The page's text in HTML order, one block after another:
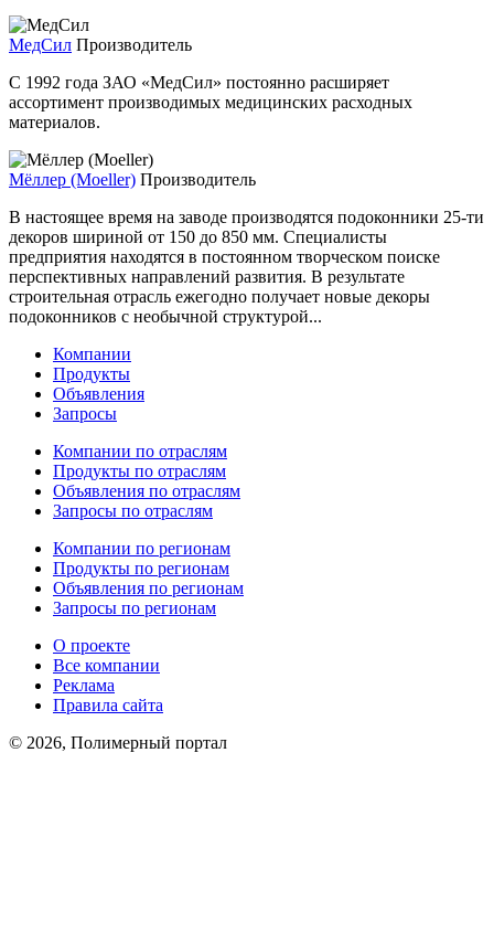
МедСил Производитель
С 1992 года ЗАО «МедСил» постоянно расширяет
ассортимент производимых медицинских расходных
материалов.
Мёллер (Moeller) Производитель
В настоящее время на заводе производятся подоконники 25-ти
декоров шириной от 150 до 850 мм. Специалисты
предприятия находятся в постоянном творческом поиске
перспективных направлений развития. В результате
строительная отрасль ежегодно получает новые декоры
подоконников с необычной структурой...
Компании
Продукты
Объявления
Запросы
Компании по отраслям
Продукты по отраслям
Объявления по отраслям
Запросы по отраслям
Компании по регионам
Продукты по регионам
Объявления по регионам
Запросы по регионам
О проекте
Все компании
Реклама
Правила сайта
© 2026, Полимерный портал